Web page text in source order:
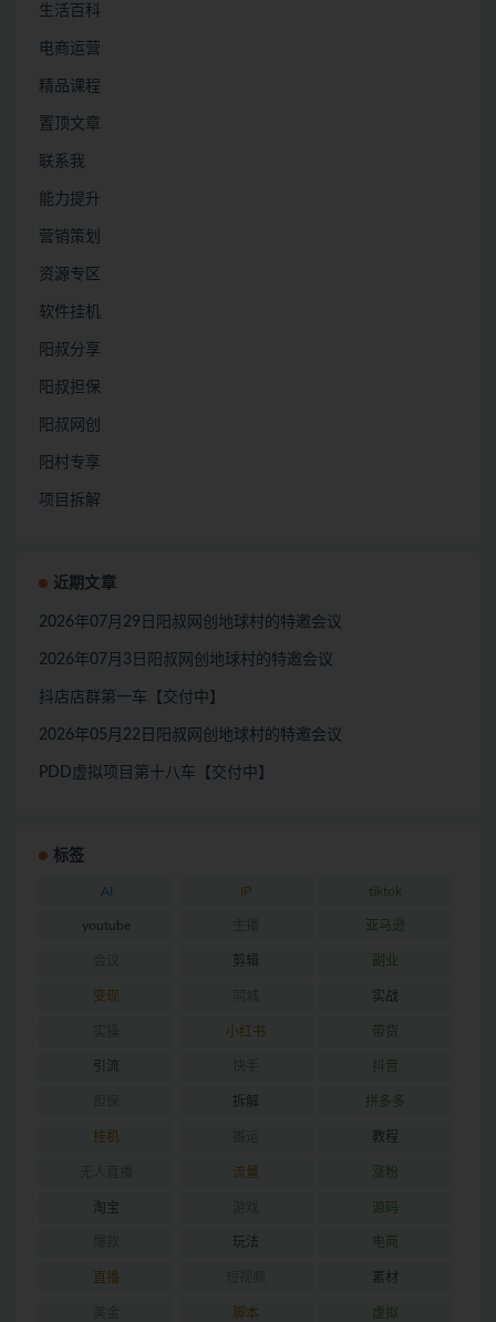
生活百科
电商运营
精品课程
置顶文章
联系我
能力提升
营销策划
资源专区
软件挂机
阳叔分享
阳叔担保
阳叔网创
阳村专享
项目拆解
近期文章
2026年07月29日阳叔网创地球村的特邀会议
2026年07月3日阳叔网创地球村的特邀会议
抖店店群第一车【交付中】
2026年05月22日阳叔网创地球村的特邀会议
PDD虚拟项目第十八车【交付中】
标签
AI IP tiktok
youtube 亚马逊
剪辑 副业
变现 实战
小红书 带货
引流 抖音
拆解 拼多多
挂机 教程
流量 涨粉
淘宝 源码
玩法 电商
直播 素材
脚本 虚拟